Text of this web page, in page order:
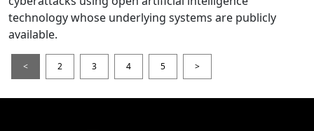
technology whose underlying systems are publicly
available.
< 2 3 4 5 >